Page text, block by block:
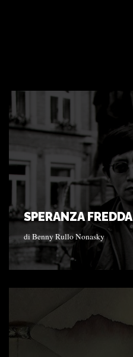
SPERANZA FREDDA
diBenny Rullo Nonasky